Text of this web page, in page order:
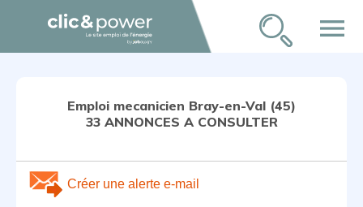
menu
Emploi mecanicien Bray-en-Val (45)
33 ANNONCES A CONSULTER
Créer une alerte e-mail